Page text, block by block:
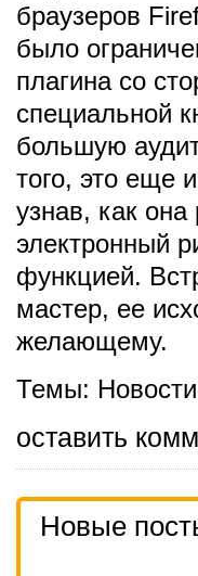
браузеров
было
плагина со
специальной
большую
того, это еще
узнав, как она
электронный
функцией.
мастер, ее
желающему.
Темы: Новости
оставить
Новые